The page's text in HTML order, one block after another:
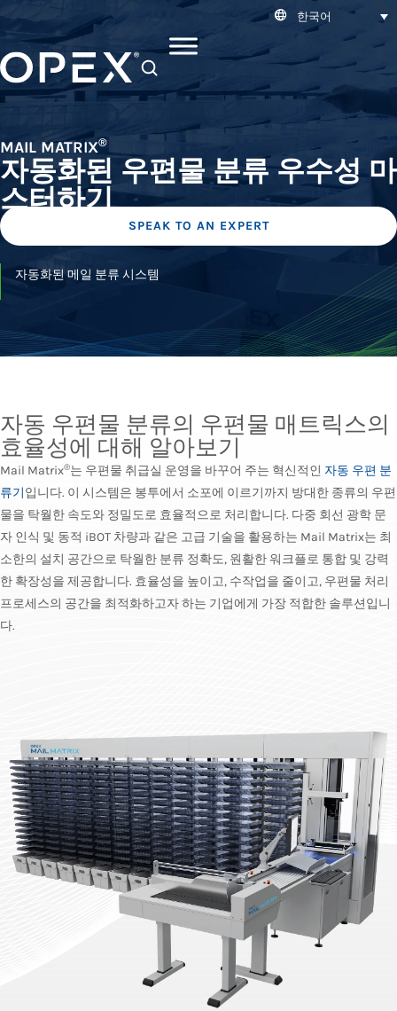
한국어
MAIL MATRIX®
자동화된 우편물 분류 우수성 마
스터하기
SPEAK TO AN EXPERT
자동화된 메일 분류 시스템
자동 우편물 분류의 우편물 매트릭스의
효율성에 대해 알아보기
Mail Matrix®는 우편물 취급실 운영을 바꾸어 주는 혁신적인 자동 우편 분
류기입니다. 이 시스템은 봉투에서 소포에 이르기까지 방대한 종류의 우편
물을 탁월한 속도와 정밀도로 효율적으로 처리합니다. 다중 회선 광학 문
자 인식 및 동적 iBOT 차량과 같은 고급 기술을 활용하는 Mail Matrix는 최
소한의 설치 공간으로 탁월한 분류 정확도, 원활한 워크플로 통합 및 강력
한 확장성을 제공합니다. 효율성을 높이고, 수작업을 줄이고, 우편물 처리
프로세스의 공간을 최적화하고자 하는 기업에게 가장 적합한 솔루션입니
다.